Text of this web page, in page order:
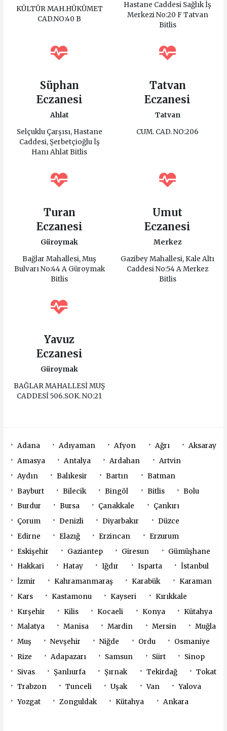
KÜLTÜR MAH.HÜKÜMET
CAD.NO:40 B
Hastane Caddesi Sağlık İş
Merkezi No:20 F Tatvan
Bitlis
Süphan
Eczanesi
Ahlat
Selçuklu Çarşısı, Hastane
Caddesi, Şerbetçioğlu İş
Hanı Ahlat Bitlis
Tatvan
Eczanesi
Tatvan
CUM. CAD. NO:206
Turan
Eczanesi
Güroymak
Bağlar Mahallesi, Muş
Bulvarı No:44 A Güroymak
Bitlis
Umut
Eczanesi
Merkez
Gazibey Mahallesi, Kale Altı
Caddesi No:54 A Merkez
Bitlis
Yavuz
Eczanesi
Güroymak
BAĞLAR MAHALLESİ MUŞ
CADDESİ 506.SOK. NO:21
Adana Adıyaman Afyon Ağrı
Aksaray
Amasya
Antalya Ardahan
Artvin
Aydın
Balıkesir Bartın
Batman
Bayburt
Bilecik Bingöl Bitlis
Bolu
Burdur
Bursa Çanakkale
Çankırı
Çorum
Denizli Diyarbakır
Düzce
Edirne
Elazığ Erzincan
Erzurum
Eskişehir
Gaziantep Giresun
Gümüşhane
Hakkari
Hatay Iğdır Isparta
İstanbul
İzmir
Kahramanmaraş Karabük
Karaman
Kars
Kastamonu Kayseri
Kırıkkale
Kırşehir
Kilis Kocaeli Konya
Kütahya
Malatya
Manisa Mardin Mersin
Muğla
Muş
Nevşehir Niğde Ordu
Osmaniye
Rize
Adapazarı Samsun Siirt
Sinop
Sivas
Şanlıurfa Şırnak Tekirdağ
Tokat
Trabzon
Tunceli Uşak Van
Yalova
Yozgat
Zonguldak Kütahya Ankara